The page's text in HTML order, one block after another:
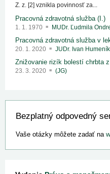
Z. z. [2] vznikla povinnosť za...
Pracovná zdravotná služba (I.)
1. 1. 1970 MUDr. Ľudmila
Pracovná zdravotná služba v
20. 1. 2020 JUDr. Ivan
Znižovanie rizík bolestí chrbta
23. 3. 2020 (JG)
Bezplatný odpovedný
Vaše otázky môžete zadať na